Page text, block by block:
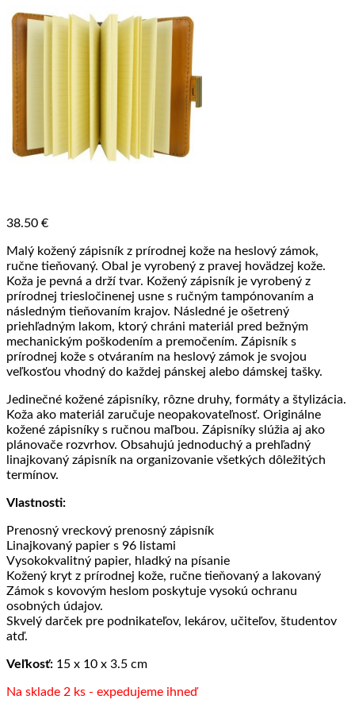
38.50 €
Malý kožený zápisník z prírodnej kože na heslový zámok,
ručne tieňovaný. Obal je vyrobený z pravej hovädzej kože.
Koža je pevná a drží tvar. Kožený zápisník je vyrobený z
prírodnej triesločinenej usne s ručným tampónovaním a
následným tieňovaním krajov. Následné je ošetrený
priehľadným lakom, ktorý chráni materiál pred bežným
mechanickým poškodením a premočením. Zápisník s
prírodnej kože s otváraním na heslový zámok je svojou
veľkosťou vhodný do každej pánskej alebo dámskej tašky.
Jedinečné kožené zápisníky, rôzne druhy, formáty a štylizácia.
Koža ako materiál zaručuje neopakovateľnosť. Originálne
kožené zápisníky s ručnou maľbou. Zápisníky slúžia aj ako
plánovače rozvrhov. Obsahujú jednoduchý a prehľadný
linajkovaný zápisník na organizovanie všetkých dôležitých
termínov.
Vlastnosti:
Prenosný vreckový prenosný zápisník
Linajkovaný papier s 96 listami
Vysokokvalitný papier, hladký na písanie
Kožený kryt z prírodnej kože, ručne tieňovaný a lakovaný
Zámok s kovovým heslom poskytuje vysokú ochranu
osobných údajov.
Skvelý darček pre podnikateľov, lekárov, učiteľov, študentov
atď.
Veľkosť: 15 x 10 x 3.5 cm
Na sklade 2 ks - expedujeme ihneď